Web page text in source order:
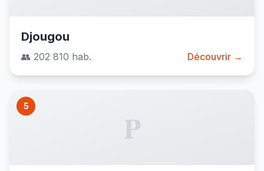
Djougou
👥 202 810 hab. Découvrir →
5
P